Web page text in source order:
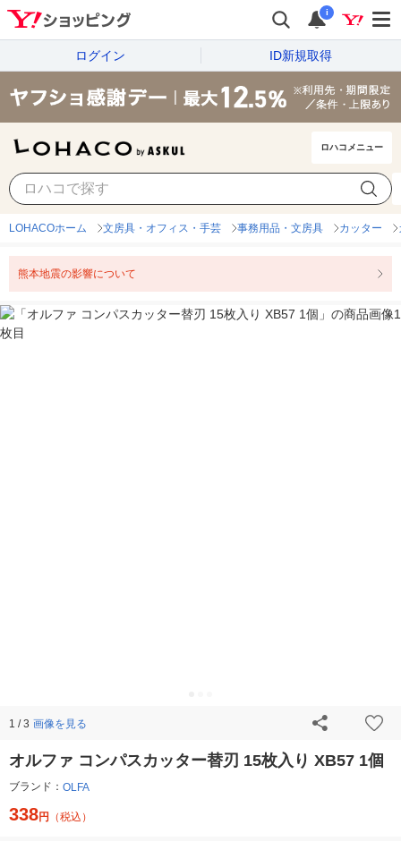
i
ログイン ID新規取得
ロハコメニュー
LOHACOホーム 文房具・オフィス・手芸 事務用品・文房具 カッター
熊本地震の影響について
1 / 3 画像を見る
オルファ コンパスカッター替刃 15枚入り XB57 1個
ブランド： OLFA
338円 （税込）